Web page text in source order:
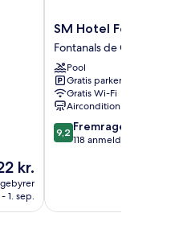
kr.
kr.
1. sep.
SM
Hotel
Fontanals
Golf
Fontanals
de
Cerdanya
SM Hotel Fontanals
Fontanals de Cerdanya
Pool
Gratis parkering
Gratis Wi-Fi
Aircondition
9.2
ud
anmeldelser
9,2 Fremragende
118 anmeldelser